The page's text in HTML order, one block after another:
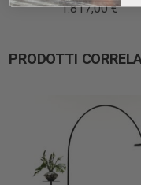
1.817,00 €
PRODOTTI